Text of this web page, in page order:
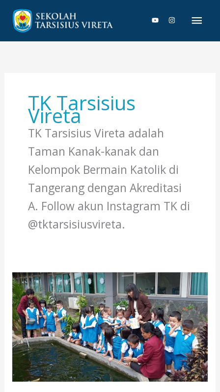
konten
TK Tarsisius
Vireta
TK Tarsisius Vireta adalah
Taman Kanak-kanak dan
Kelompok Bermain Katolik di
Tangerang dengan Akreditasi
A. Follow akun Instagram TK di
@tktarsisiusvireta.